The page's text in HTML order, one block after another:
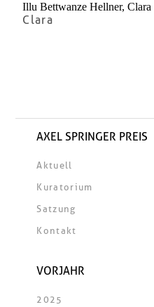
Illu Bettwanze Hellner, Clara
Clara
AXEL SPRINGER PREIS
Aktuell
Kuratorium
Satzung
Kontakt
VORJAHR
2025